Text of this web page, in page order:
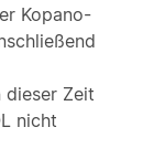
Kopano-
dieser Zeit
nicht